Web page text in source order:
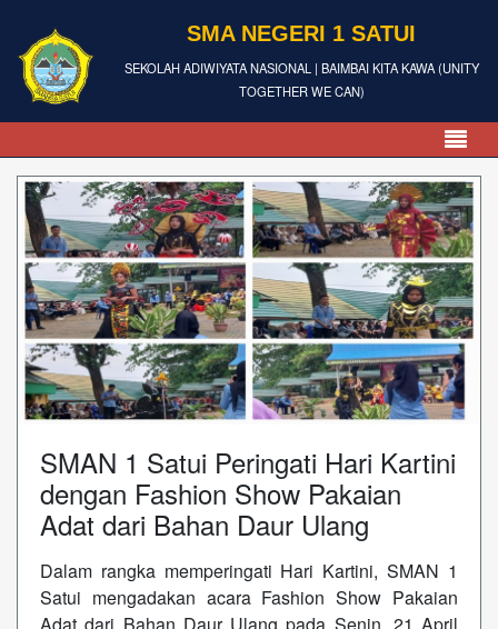
SMA NEGERI 1 SATUI
SEKOLAH ADIWIYATA NASIONAL | BAIMBAI KITA KAWA (UNITY
TOGETHER WE CAN)
SMAN 1 Satui Peringati Hari Kartini
dengan Fashion Show Pakaian
Adat dari Bahan Daur Ulang
Dalam rangka memperingati Hari Kartini, SMAN 1
Satui mengadakan acara Fashion Show Pakaian
Adat dari Bahan Daur Ulang pada Senin, 21 April